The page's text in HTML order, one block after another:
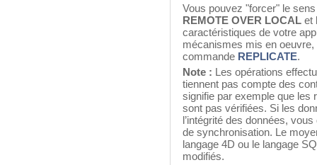
Vous pouvez "forcer" le
REMOTE OVER LOCAL et
caractéristiques de votre
mécanismes mis en
commande REPLICATE.
Note : Les opérations
tiennent pas compte des
signifie par exemple que les
sont pas vérifiées. Si les
l’intégrité des données,
de synchronisation. Le
langage 4D ou le langage
modifiés.